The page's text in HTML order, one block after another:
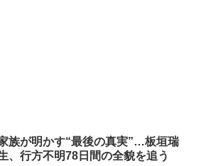
族が明かす“最後の真実”…板垣瑞
、行方不明78日間の全貌を追う